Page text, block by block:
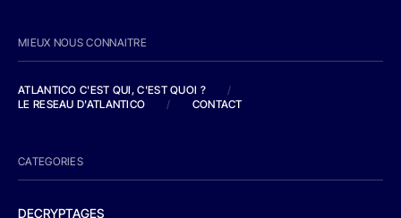
MIEUX NOUS CONNAITRE
ATLANTICO C'EST QUI, C'EST QUOI ?
/
LE RESEAU D'ATLANTICO
/ CONTACT
CATEGORIES
DECRYPTAGES